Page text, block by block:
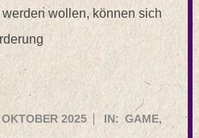
wollen, können sich
2025 IN: GAME,